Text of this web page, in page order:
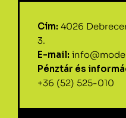
Cím: 4026
3.
E-mail:
Pénztár és
+36 (52) 525-010